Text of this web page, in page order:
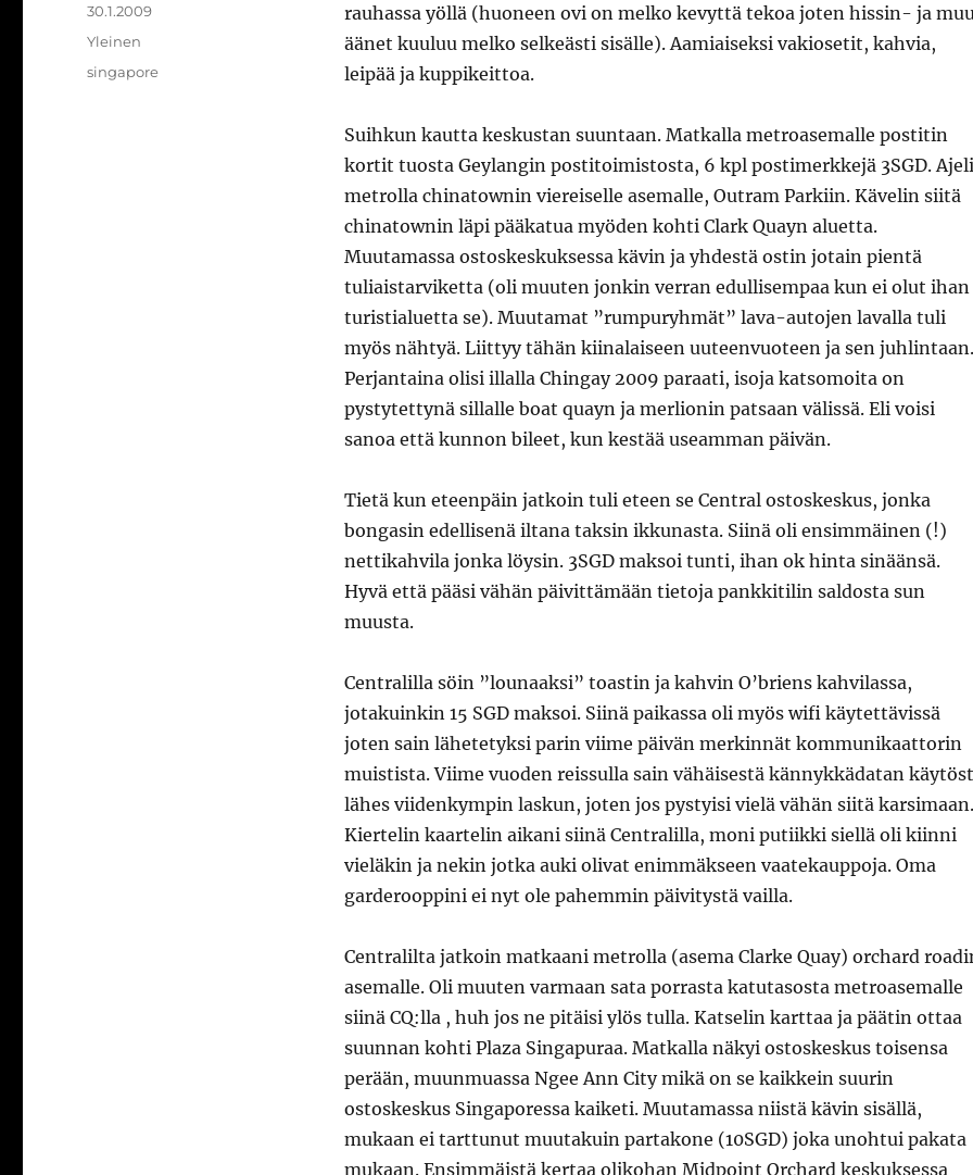
rauhassa yöllä (huoneen ovi on melko kevyttä tekoa joten hissin- ja
äänet kuuluu melko selkeästi sisälle). Aamiaiseksi vakiosetit, kahvia,
leipää ja kuppikeittoa.
Suihkun kautta keskustan suuntaan. Matkalla metroasemalle postitin
kortit tuosta Geylangin postitoimistosta, 6 kpl postimerkkejä 3SGD.
metrolla chinatownin viereiselle asemalle, Outram Parkiin. Kävelin siitä
chinatownin läpi pääkatua myöden kohti Clark Quayn aluetta.
Muutamassa ostoskeskuksessa kävin ja yhdestä ostin jotain pientä
tuliaistarviketta (oli muuten jonkin verran edullisempaa kun ei olut ihan
turistialuetta se). Muutamat ”rumpuryhmät” lava-autojen lavalla tuli
myös nähtyä. Liittyy tähän kiinalaiseen uuteenvuoteen ja sen juhlintaan.
Perjantaina olisi illalla Chingay 2009 paraati, isoja katsomoita on
pystytettynä sillalle boat quayn ja merlionin patsaan välissä. Eli voisi
sanoa että kunnon bileet, kun kestää useamman päivän.
Tietä kun eteenpäin jatkoin tuli eteen se Central ostoskeskus, jonka
bongasin edellisenä iltana taksin ikkunasta. Siinä oli ensimmäinen (!)
nettikahvila jonka löysin. 3SGD maksoi tunti, ihan ok hinta sinäänsä.
Hyvä että pääsi vähän päivittämään tietoja pankkitilin saldosta sun
muusta.
Centralilla söin ”lounaaksi” toastin ja kahvin O’briens kahvilassa,
jotakuinkin 15 SGD maksoi. Siinä paikassa oli myös wifi käytettävissä
joten sain lähetetyksi parin viime päivän merkinnät kommunikaattorin
muistista. Viime vuoden reissulla sain vähäisestä kännykkädatan
lähes viidenkympin laskun, joten jos pystyisi vielä vähän siitä
Kiertelin kaartelin aikani siinä Centralilla, moni putiikki siellä oli kiinni
vieläkin ja nekin jotka auki olivat enimmäkseen vaatekauppoja. Oma
garderooppini ei nyt ole pahemmin päivitystä vailla.
Centralilta jatkoin matkaani metrolla (asema Clarke Quay) orchard
asemalle. Oli muuten varmaan sata porrasta katutasosta metroasemalle
siinä CQ:lla , huh jos ne pitäisi ylös tulla. Katselin karttaa ja päätin ottaa
suunnan kohti Plaza Singapuraa. Matkalla näkyi ostoskeskus toisensa
perään, muunmuassa Ngee Ann City mikä on se kaikkein suurin
ostoskeskus Singaporessa kaiketi. Muutamassa niistä kävin sisällä,
mukaan ei tarttunut muutakuin partakone (10SGD) joka unohtui pakata
mukaan. Ensimmäistä kertaa olikohan Midpoint Orchard keskuksessa
Julkaistu
30.1.2009
Kategoriat
Yleinen
Avainsanat
singapore